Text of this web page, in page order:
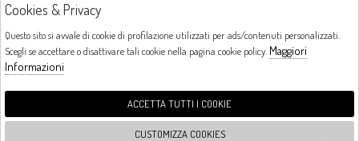
Orari di apertura
LUNEDI: CHIUSO LA MATTINA - DALLE 16:00 ALLE 20:00 DAL MARTEDI AL
Cookies & Privacy
Questo sito si avvale di cookie di profilazione utilizzati per ads/contenuti personalizzati.
Scegli se accettare o disattivare tali cookie nella pagina cookie policy. Maggiori
Informazioni
ACCETTA TUTTI I COOKIE
CUSTOMIZZA COOKIES